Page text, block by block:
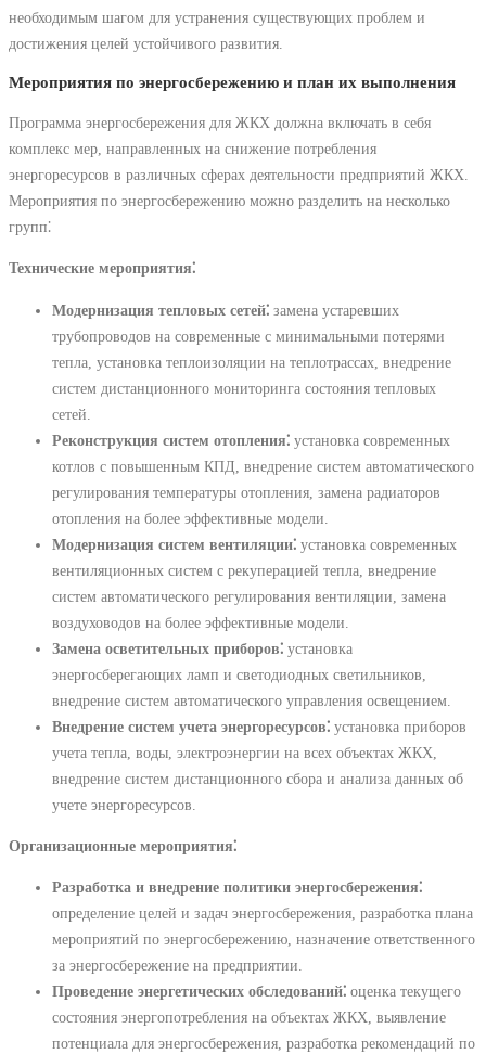
необходимым шагом для устранения существующих проблем и
достижения целей устойчивого развития.
Мероприятия по энергосбережению и план их выполнения
Программа энергосбережения для ЖКХ должна включать в себя
комплекс мер, направленных на снижение потребления
энергоресурсов в различных сферах деятельности предприятий ЖКХ.
Мероприятия по энергосбережению можно разделить на несколько
групп⁚
Технические мероприятия⁚
Модернизация тепловых сетей⁚ замена устаревших
трубопроводов на современные с минимальными потерями
тепла, установка теплоизоляции на теплотрассах, внедрение
систем дистанционного мониторинга состояния тепловых
сетей.
Реконструкция систем отопления⁚ установка современных
котлов с повышенным КПД, внедрение систем автоматического
регулирования температуры отопления, замена радиаторов
отопления на более эффективные модели.
Модернизация систем вентиляции⁚ установка современных
вентиляционных систем с рекуперацией тепла, внедрение
систем автоматического регулирования вентиляции, замена
воздуховодов на более эффективные модели.
Замена осветительных приборов⁚ установка
энергосберегающих ламп и светодиодных светильников,
внедрение систем автоматического управления освещением.
Внедрение систем учета энергоресурсов⁚ установка приборов
учета тепла, воды, электроэнергии на всех объектах ЖКХ,
внедрение систем дистанционного сбора и анализа данных об
учете энергоресурсов.
Организационные мероприятия⁚
Разработка и внедрение политики энергосбережения⁚
определение целей и задач энергосбережения, разработка плана
мероприятий по энергосбережению, назначение ответственного
за энергосбережение на предприятии.
Проведение энергетических обследований⁚ оценка текущего
состояния энергопотребления на объектах ЖКХ, выявление
потенциала для энергосбережения, разработка рекомендаций по